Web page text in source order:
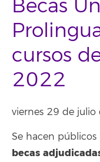
Becas
cursos
2022
viernes 29 de
Se hacen públicos
becas